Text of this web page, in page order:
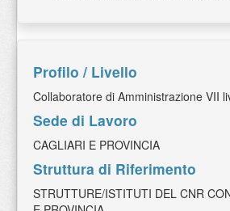
Profilo / Livello
Collaboratore di Amministrazione VII
Sede di Lavoro
CAGLIARI E PROVINCIA
Struttura di Riferimento
STRUTTURE/ISTITUTI DEL CNR